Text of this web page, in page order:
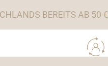
BEREITS AB 50 €